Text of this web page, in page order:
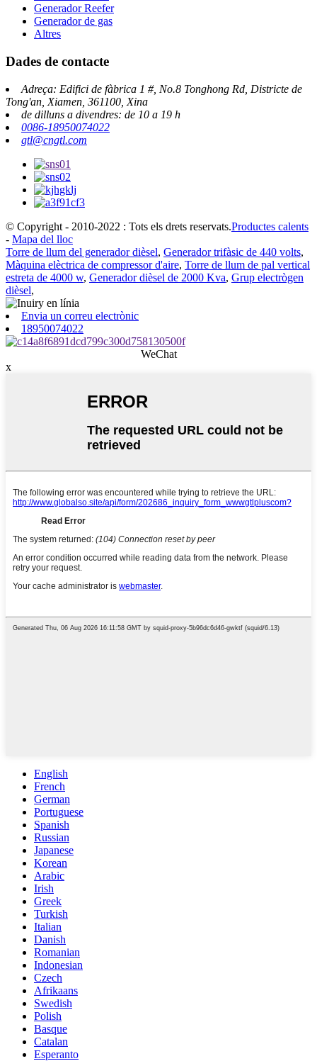
Generador Reefer
Generador de gas
Altres
Dades de contacte
Adreça: Edifici de fàbrica 1 #, No.8 Tonghong Rd, Districte de
Tong'an, Xiamen, 361100, Xina
de dilluns a divendres: de 10 a 19 h
0086-18950074022
gtl@cngtl.com
© Copyright - 2010-2022 : Tots els drets reservats.Productes calents
- Mapa del lloc
Torre de llum del generador dièsel, Generador trifàsic de 440 volts,
Màquina elèctrica de compressor d'aire, Torre de llum de pal vertical
estreta de 4000 w, Generador dièsel de 2000 Kva, Grup electrògen
dièsel,
Envia un correu electrònic
18950074022
WeChat
x
English
French
German
Portuguese
Spanish
Russian
Japanese
Korean
Arabic
Irish
Greek
Turkish
Italian
Danish
Romanian
Indonesian
Czech
Afrikaans
Swedish
Polish
Basque
Catalan
Esperanto